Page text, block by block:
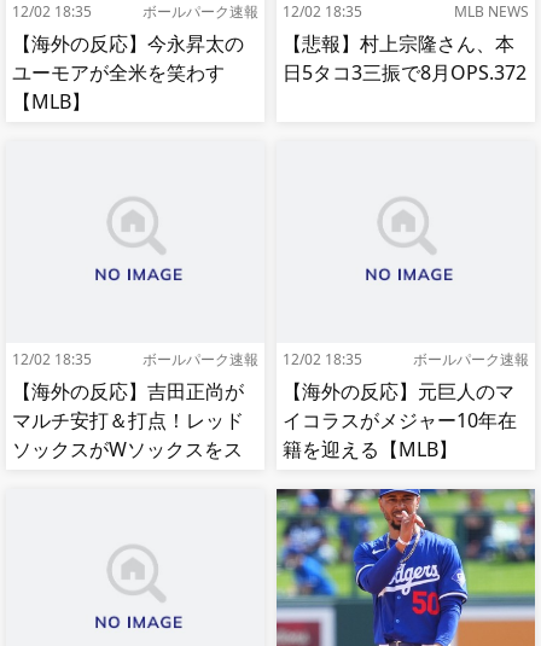
12/02 18:35 ボールパーク速報
【海外の反応】今永昇太の
ユーモアが全米を笑わす
【MLB】
12/02 18:35 MLB NEWS
【悲報】村上宗隆さん、本
日5タコ3三振で8月OPS.372
12/02 18:35 ボールパーク速報
【海外の反応】吉田正尚が
マルチ安打＆打点！レッド
ソックスがWソックスをス
12/02 18:35 ボールパーク速報
【海外の反応】元巨人のマ
イコラスがメジャー10年在
籍を迎える【MLB】